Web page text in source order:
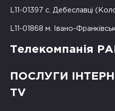
L11-01397 с. Дебеславці
L11-01868 м. Івано-
Телекомпанія РАІ
ПОСЛУГИ
TV